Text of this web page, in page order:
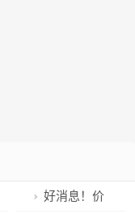
好消息！价